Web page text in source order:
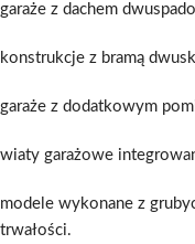
garaże z dachem
konstrukcje z bramą
garaże z dodatkowym
wiaty garażowe
modele wykonane z
trwałości.